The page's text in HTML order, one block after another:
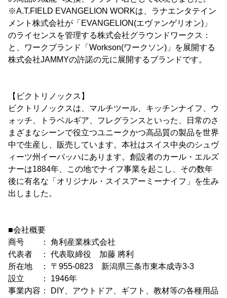
※A.T.FIELD EVANGELION WORKは、ラナエンタテイン
メント株式会社が「EVANGELION(エヴァンゲリオン)」
のライセンスを管理する株式会社グラウンドワークス：
と、ワークブランド「Workson(ワークソン)」を展開する
株式会社JAMMYの許諾の元に展開するブランドです。
【ビクトリノックス】
ビクトリノックスは、マルチツール、キッチンナイフ、ウ
ォッチ、トラベルギア、フレグランスといった、日常のさ
まざまなシーンで役立つユニークかつ高品質の製品を世界
中で生産し、販売しています。本社はスイス中央のシュヴ
ィーツ州イーバッハにあります。創設者のカール・エルズ
ナーは1884年、この地でナイフ事業を起こし、その数年
後に有名な「オリジナル・スイスアーミーナイフ」を生み
出しました。
■会社概要
商号 ： 角利産業株式会社
代表者 ： 代表取締役 加藤 將利
所在地 ： 〒955-0823 新潟県三条市東本成寺3-3
設立 ： 1946年
事業内容： DIY、アウトドア、ギフト、教材等の各種用品